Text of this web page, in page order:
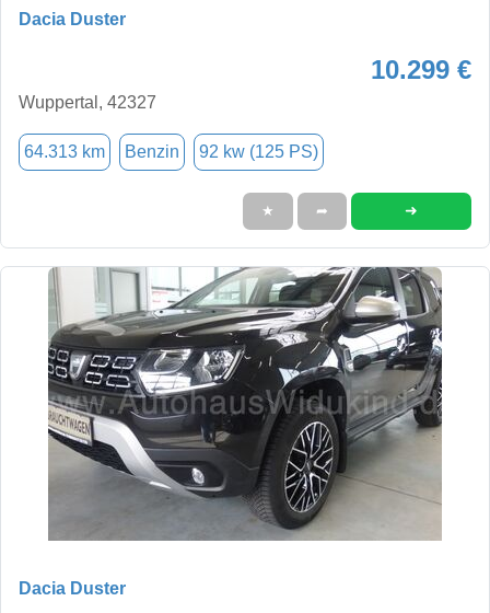
Dacia Duster
10.299 €
Wuppertal, 42327
64.313 km Benzin 92 kw (125 PS)
★ ➦ ➜
Dacia Duster